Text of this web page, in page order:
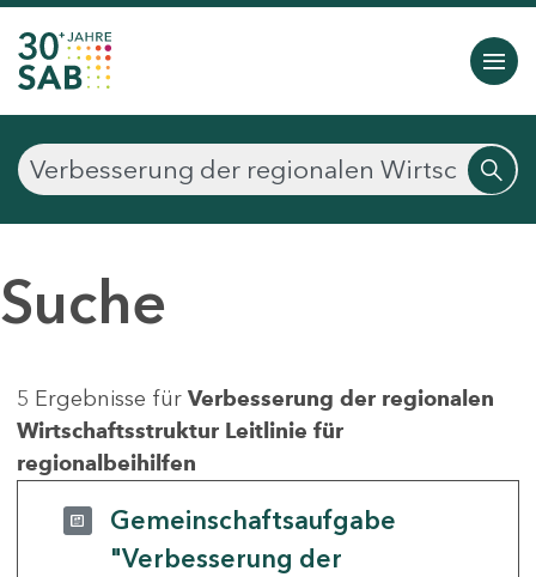
Suche
5 Ergebnisse für Verbesserung der regionalen
Wirtschaftsstruktur Leitlinie für
regionalbeihilfen
Gemeinschaftsaufgabe
"Verbesserung der